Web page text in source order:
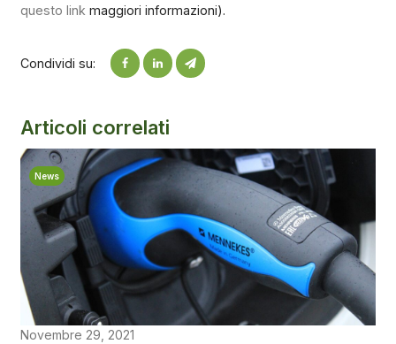
questo link maggiori informazioni).
Condividi su:
Articoli correlati
News
Novembre 29, 2021